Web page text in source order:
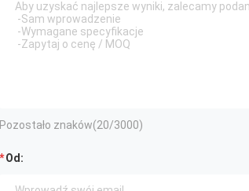
Pozostało znaków(20/3000)
Od: